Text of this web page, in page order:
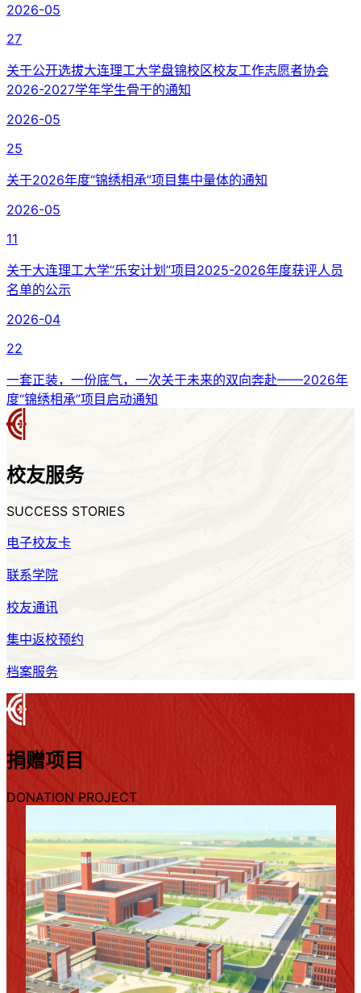
2026-05
27
关于公开选拔大连理工大学盘锦校区校友工作志愿者协会
2026-2027学年学生骨干的通知
2026-05
25
关于2026年度“锦绣相承”项目集中量体的通知
2026-05
11
关于大连理工大学“乐安计划”项目2025-2026年度获评人员
名单的公示
2026-04
22
一套正装，一份底气，一次关于未来的双向奔赴——2026年
度“锦绣相承”项目启动通知
校友服务
SUCCESS STORIES
电子校友卡
联系学院
校友通讯
集中返校预约
档案服务
捐赠项目
DONATION PROJECT